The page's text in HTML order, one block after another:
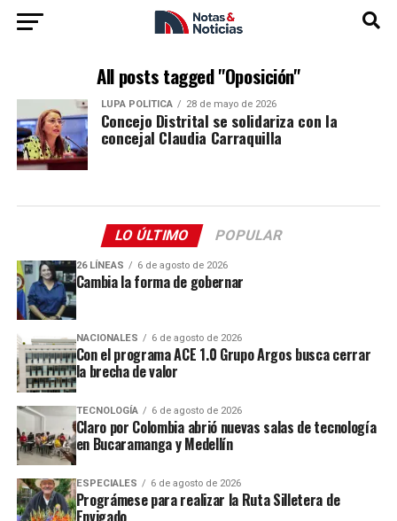
All posts tagged "Oposición"
LUPA POLÍTICA 28 de mayo de 2026
Concejo Distrital se solidariza con la
concejal Claudia Carraquilla
LO ÚLTIMO POPULAR
26 LÍNEAS 6 de agosto de 2026
Cambia la forma de gobernar
NACIONALES 6 de agosto de 2026
Con el programa ACE 1.0 Grupo Argos busca cerrar
la brecha de valor
TECNOLOGÍA 6 de agosto de 2026
Claro por Colombia abrió nuevas salas de tecnología
en Bucaramanga y Medellín
ESPECIALES 6 de agosto de 2026
Prográmese para realizar la Ruta Silletera de
Envigado